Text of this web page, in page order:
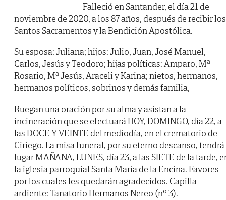
Falleció en Santander, el día 21 de
noviembre de 2020, a los 87 años, después de recibir los
Santos Sacramentos y la Bendición Apostólica.
Su esposa: Juliana; hijos: Julio, Juan, José Manuel,
Carlos, Jesús y Teodoro; hijas políticas: Amparo, Mª
Rosario, Mª Jesús, Araceli y Karina; nietos, hermanos,
hermanos políticos, sobrinos y demás familia,
Ruegan una oración por su alma y asistan a la
incineración que se efectuará HOY, DOMINGO, día 22, a
las DOCE Y VEINTE del mediodía, en el crematorio de
Ciriego. La misa funeral, por su eterno descanso, tendrá
lugar MAÑANA, LUNES, día 23, a las SIETE de la tarde,
la iglesia parroquial Santa María de la Encina. Favores
por los cuales les quedarán agradecidos. Capilla
ardiente: Tanatorio Hermanos Nereo (nº 3).